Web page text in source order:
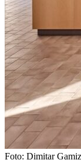
Foto: Dimitar